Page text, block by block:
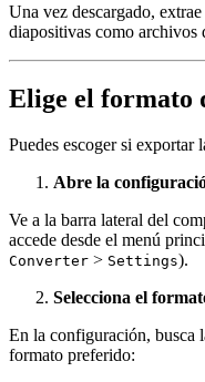
Una vez descargado,
diapositivas como archivos
Elige el formato
Puedes escoger si
Abre la
Ve a la barra lateral del
accede desde el menú
Converter > Settings).
Selecciona el
En la configuración, busca
formato preferido: